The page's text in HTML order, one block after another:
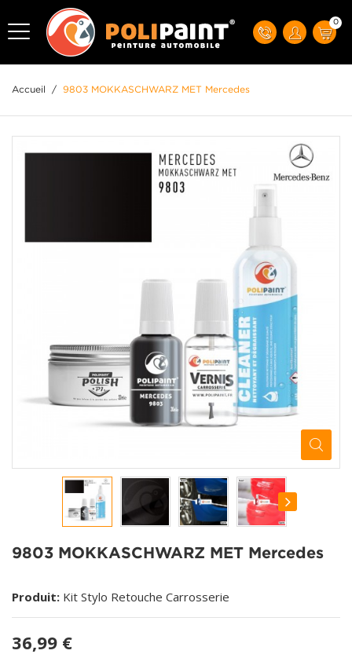
0
Accueil / 9803 MOKKASCHWARZ MET Mercedes
9803 MOKKASCHWARZ MET Mercedes
Produit: Kit Stylo Retouche Carrosserie
36,99 €